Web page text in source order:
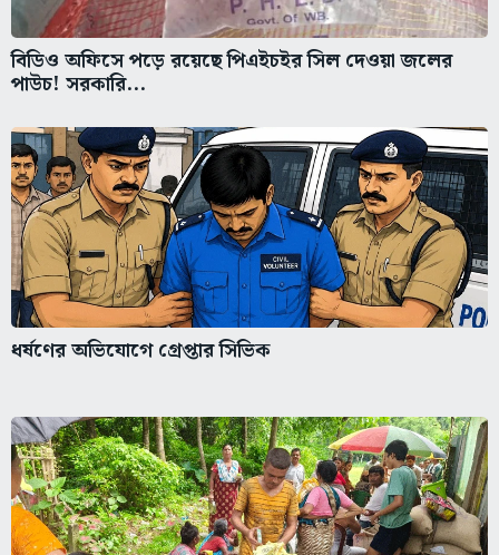
বিডিও অফিসে পড়ে রয়েছে পিএইচইর সিল দেওয়া জলের
পাউচ! সরকারি...
ধর্ষণের অভিযোগে গ্রেপ্তার সিভিক